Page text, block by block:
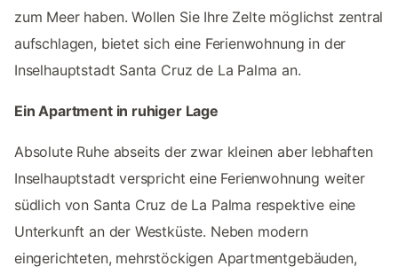
zum Meer haben. Wollen Sie Ihre Zelte möglichst zentral
aufschlagen, bietet sich eine Ferienwohnung in der
Inselhauptstadt Santa Cruz de La Palma an.
Ein Apartment in ruhiger Lage
Absolute Ruhe abseits der zwar kleinen aber lebhaften
Inselhauptstadt verspricht eine Ferienwohnung weiter
südlich von Santa Cruz de La Palma respektive eine
Unterkunft an der Westküste. Neben modern
eingerichteten, mehrstöckigen Apartmentgebäuden,